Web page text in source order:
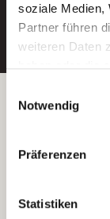
soziale Medien,
Partner führen
weiteren Daten
Wenn Sie auf
Sie der
Ihre
indem Sie die
unserer
Notwendig
Präferenzen
Statistiken
Betreiber der
Kantstraße 45a
(Ein
e.V.)